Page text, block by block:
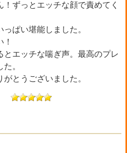
ずっとエッチな顔で責めてく
ぱい堪能しました。
とエッチな喘ぎ声。最高のプレ
。
とうございました。